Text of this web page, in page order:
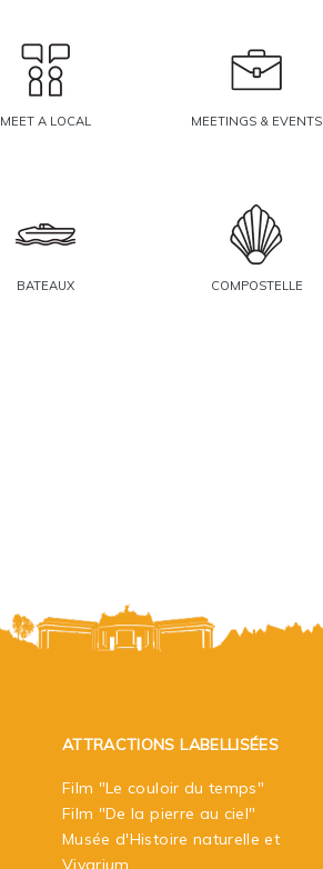
MEET A LOCAL MEETINGS & EVENTS
BATEAUX COMPOSTELLE
ATTRACTIONS LABELLISÉES
Film "Le couloir du temps"
Film "De la pierre au ciel"
Musée d'Histoire naturelle et
Vivarium